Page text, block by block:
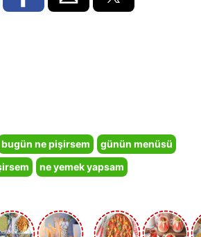
bugün ne pişirsem
günün menüsü
ne yemek yapsam